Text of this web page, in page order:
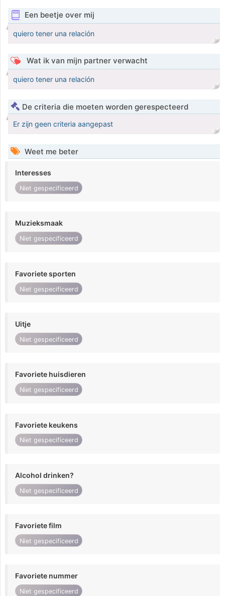
Een beetje over mij
quiero tener una relación
Wat ik van mijn partner verwacht
quiero tener una relación
De criteria die moeten worden gerespecteerd
Er zijn geen criteria aangepast
Weet me beter
Interesses
Niet gespecificeerd
Muzieksmaak
Niet gespecificeerd
Favoriete sporten
Niet gespecificeerd
Uitje
Niet gespecificeerd
Favoriete huisdieren
Niet gespecificeerd
Favoriete keukens
Niet gespecificeerd
Alcohol drinken?
Niet gespecificeerd
Favoriete film
Niet gespecificeerd
Favoriete nummer
Niet gespecificeerd